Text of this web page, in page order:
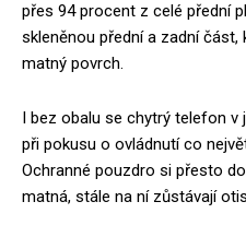
přes 94 procent z celé přední
skleněnou přední a zadní
matný povrch.
I bez obalu se chytrý telefon v
při pokusu o ovládnutí co
Ochranné pouzdro si přesto
matná, stále na ní zůstávají